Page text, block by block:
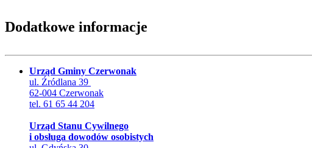
Dodatkowe informacje
Urząd Gminy Czerwonak
ul. Źródlana 39
62-004 Czerwonak
tel. 61 65 44 204
Urząd Stanu Cywilnego
i obsługa dowodów osobistych